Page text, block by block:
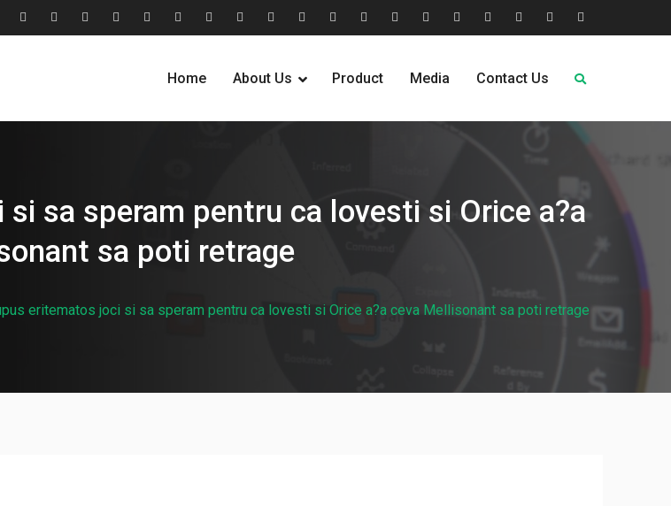
BlogBlogCareersCaseCase
Grid
Cohesive
Model
ContactEvolution
Help
FAQs
HomeHomeIndustries
IndustryLeadership
MediaOur Pricing
Plans
Request
Why
Us
Home About Us Product Media Contact Us
sa speram pentru ca lovesti si Orice a?a
sa poti retrage
eritematos joci si sa speram pentru ca lovesti si Orice a?a ceva Mellisonant sa poti retrage